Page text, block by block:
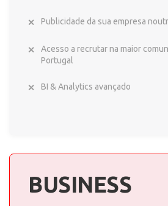
Publicidade da sua empresa
Acesso a recrutar na maior
Portugal
BI & Analytics avançado
BUSINESS